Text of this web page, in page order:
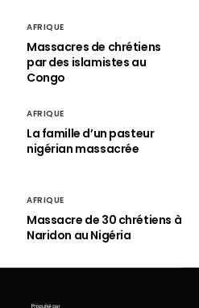
AFRIQUE
Massacres de chrétiens
par des islamistes au
Congo
AFRIQUE
La famille d’un pasteur
nigérian massacrée
AFRIQUE
Massacre de 30 chrétiens à
Naridon au Nigéria